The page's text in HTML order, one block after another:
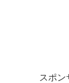
スポン